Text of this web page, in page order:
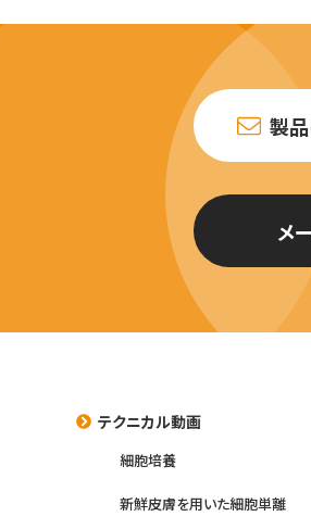
製
メ
テクニカル動画
細胞培養
新鮮皮膚を用いた細胞単離